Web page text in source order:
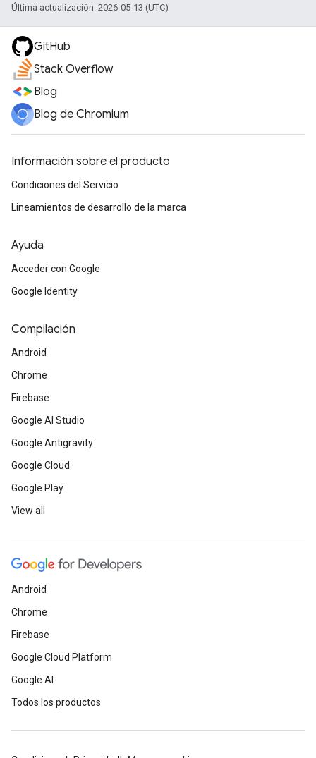
Última actualización: 2026-05-13 (UTC)
GitHub
Stack Overflow
Blog
Blog de Chromium
Información sobre el producto
Condiciones del Servicio
Lineamientos de desarrollo de la marca
Ayuda
Acceder con Google
Google Identity
Compilación
Android
Chrome
Firebase
Google AI Studio
Google Antigravity
Google Cloud
Google Play
View all
Android
Chrome
Firebase
Google Cloud Platform
Google AI
Todos los productos